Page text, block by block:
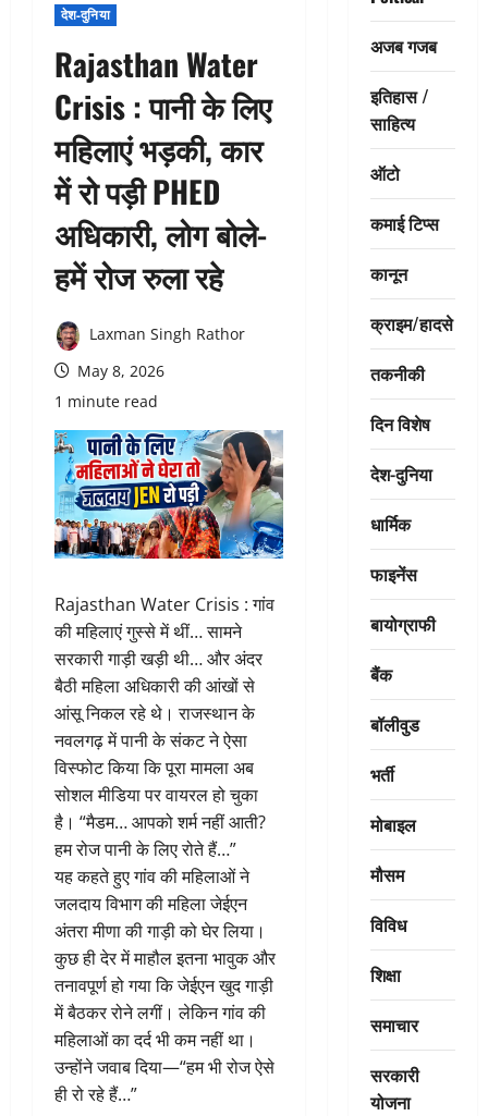
देश-दुनिया
Rajasthan Water
Crisis : पानी के लिए
महिलाएं भड़की, कार
में रो पड़ी PHED
अधिकारी, लोग बोले-
हमें रोज रुला रहे
Laxman Singh Rathor
May 8, 2026
1 minute read
Rajasthan Water Crisis : गांव
की महिलाएं गुस्से में थीं… सामने
सरकारी गाड़ी खड़ी थी… और अंदर
बैठी महिला अधिकारी की आंखों से
आंसू निकल रहे थे। राजस्थान के
नवलगढ़ में पानी के संकट ने ऐसा
विस्फोट किया कि पूरा मामला अब
सोशल मीडिया पर वायरल हो चुका
है। “मैडम… आपको शर्म नहीं आती?
हम रोज पानी के लिए रोते हैं…”
यह कहते हुए गांव की महिलाओं ने
जलदाय विभाग की महिला जेईएन
अंतरा मीणा की गाड़ी को घेर लिया।
कुछ ही देर में माहौल इतना भावुक और
तनावपूर्ण हो गया कि जेईएन खुद गाड़ी
में बैठकर रोने लगीं। लेकिन गांव की
महिलाओं का दर्द भी कम नहीं था।
उन्होंने जवाब दिया—“हम भी रोज ऐसे
ही रो रहे हैं…”
अजब गजब
इतिहास /
साहित्य
ऑटो
कमाई टिप्स
कानून
क्राइम/हादसे
तकनीकी
दिन विशेष
देश-दुनिया
धार्मिक
फाइनेंस
बायोग्राफी
बैंक
बॉलीवुड
भर्ती
मोबाइल
मौसम
विविध
शिक्षा
समाचार
सरकारी
योजना